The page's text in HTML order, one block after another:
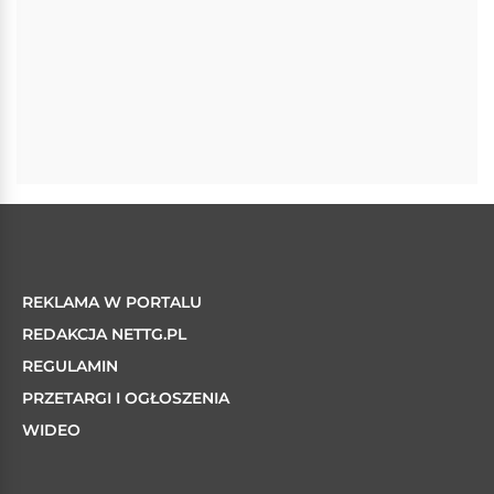
REKLAMA W PORTALU
REDAKCJA NETTG.PL
REGULAMIN
PRZETARGI I OGŁOSZENIA
WIDEO